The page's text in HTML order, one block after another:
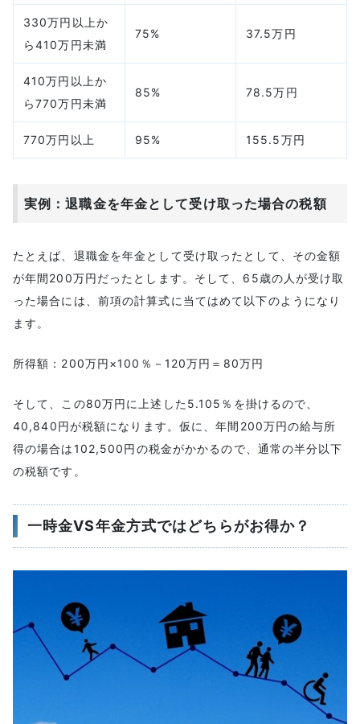
330万円以上か
ら410万円未満
75% 37.5万円
410万円以上か
ら770万円未満
85% 78.5万円
770万円以上 95% 155.5万円
実例：退職金を年金として受け取った場合の税額
たとえば、退職金を年金として受け取ったとして、その金額
が年間200万円だったとします。そして、65歳の人が受け取
った場合には、前項の計算式に当てはめて以下のようになり
ます。
所得額：200万円×100％－120万円＝80万円
そして、この80万円に上述した5.105％を掛けるので、
40,840円が税額になります。仮に、年間200万円の給与所
得の場合は102,500円の税金がかかるので、通常の半分以下
の税額です。
一時金VS年金方式ではどちらがお得か？